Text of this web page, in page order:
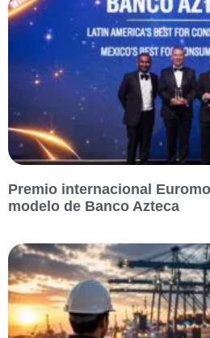
Premio internacional
modelo de Banco Azteca